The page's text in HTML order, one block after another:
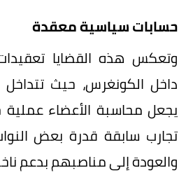
حسابات سياسية معقدة
وتعكس هذه القضايا
داخل الكونغرس، حيث تتداخل
يجعل محاسبة الأعضاء
تجارب سابقة قدرة بعض
والعودة إلى مناصبهم بدعم